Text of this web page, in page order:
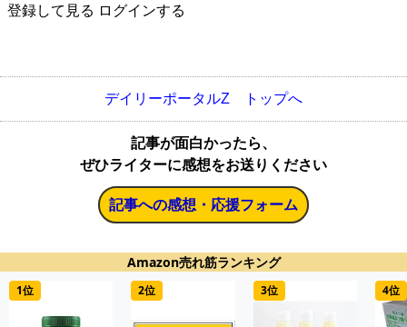
登録して見る ログインする
デイリーポータルZ トップへ
記事が面白かったら、
ぜひライターに感想をお送りください
記事への感想・応援フォーム
Amazon売れ筋ランキング
1位 2位 3位 4位